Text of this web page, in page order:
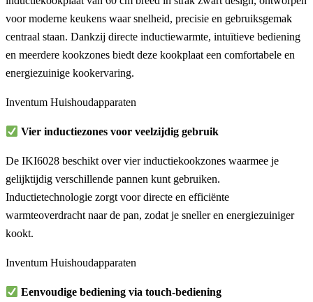
voor moderne keukens waar snelheid, precisie en gebruiksgemak
centraal staan. Dankzij directe inductiewarmte, intuïtieve bediening
en meerdere kookzones biedt deze kookplaat een comfortabele en
energiezuinige kookervaring.
Inventum Huishoudapparaten
Vier inductiezones voor veelzijdig gebruik
De IKI6028 beschikt over vier inductiekookzones waarmee je
gelijktijdig verschillende pannen kunt gebruiken.
Inductietechnologie zorgt voor directe en efficiënte
warmteoverdracht naar de pan, zodat je sneller en energiezuiniger
kookt.
Inventum Huishoudapparaten
Eenvoudige bediening via touch-bediening